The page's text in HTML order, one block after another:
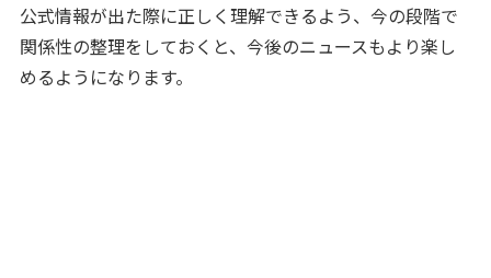
公式情報が出た際に正しく理解できるよう、今の段階で
関係性の整理をしておくと、今後のニュースもより楽し
めるようになります。